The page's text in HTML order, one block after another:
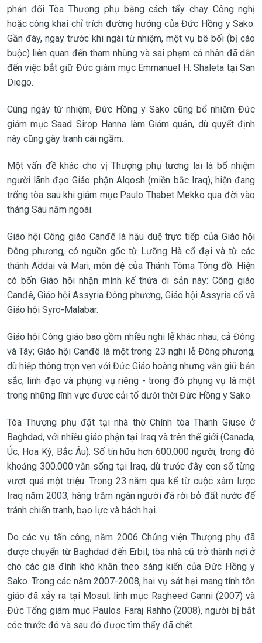
phản đối Tòa Thượng phụ bằng cách tẩy chay Công nghị
hoặc công khai chỉ trích đường hướng của Đức Hồng y Sako.
Gần đây, ngay trước khi ngài từ nhiệm, một vụ bê bối (bị cáo
buộc) liên quan đến tham nhũng và sai phạm cá nhân đã dẫn
đến việc bắt giữ Đức giám mục Emmanuel H. Shaleta tại San
Diego.
Cùng ngày từ nhiệm, Đức Hồng y Sako cũng bổ nhiệm Đức
giám mục Saad Sirop Hanna làm Giám quản, dù quyết định
này cũng gây tranh cãi ngầm.
Một vấn đề khác cho vị Thượng phụ tương lai là bổ nhiệm
người lãnh đạo Giáo phận Alqosh (miền bắc Iraq), hiện đang
trống tòa sau khi giám mục Paulo Thabet Mekko qua đời vào
tháng Sáu năm ngoái.
Giáo hội Công giáo Canđê là hậu duệ trực tiếp của Giáo hội
Đông phương, có nguồn gốc từ Lưỡng Hà cổ đại và từ các
thánh Addai và Mari, môn đệ của Thánh Tôma Tông đồ. Hiện
có bốn Giáo hội nhận mình kế thừa di sản này: Công giáo
Canđê, Giáo hội Assyria Đông phương, Giáo hội Assyria cổ và
Giáo hội Syro-Malabar.
Giáo hội Công giáo bao gồm nhiều nghi lễ khác nhau, cả Đông
và Tây; Giáo hội Canđê là một trong 23 nghi lễ Đông phương,
dù hiệp thông trọn vẹn với Đức Giáo hoàng nhưng vẫn giữ bản
sắc, linh đạo và phụng vụ riêng - trong đó phụng vụ là một
trong những lĩnh vực được cải tổ dưới thời Đức Hồng y Sako.
Tòa Thượng phụ đặt tại nhà thờ Chính tòa Thánh Giuse ở
Baghdad, với nhiều giáo phận tại Iraq và trên thế giới (Canada,
Úc, Hoa Kỳ, Bắc Âu). Số tín hữu hơn 600.000 người, trong đó
khoảng 300.000 vẫn sống tại Iraq, dù trước đây con số từng
vượt quá một triệu. Trong 23 năm qua kể từ cuộc xâm lược
Iraq năm 2003, hàng trăm ngàn người đã rời bỏ đất nước để
tránh chiến tranh, bạo lực và bách hại.
Do các vụ tấn công, năm 2006 Chủng viện Thượng phụ đã
được chuyển từ Baghdad đến Erbil; tòa nhà cũ trở thành nơi ở
cho các gia đình khó khăn theo sáng kiến của Đức Hồng y
Sako. Trong các năm 2007-2008, hai vụ sát hại mang tính tôn
giáo đã xảy ra tại Mosul: linh mục Ragheed Ganni (2007) và
Đức Tổng giám mục Paulos Faraj Rahho (2008), người bị bắt
cóc trước đó và sau đó được tìm thấy đã chết.